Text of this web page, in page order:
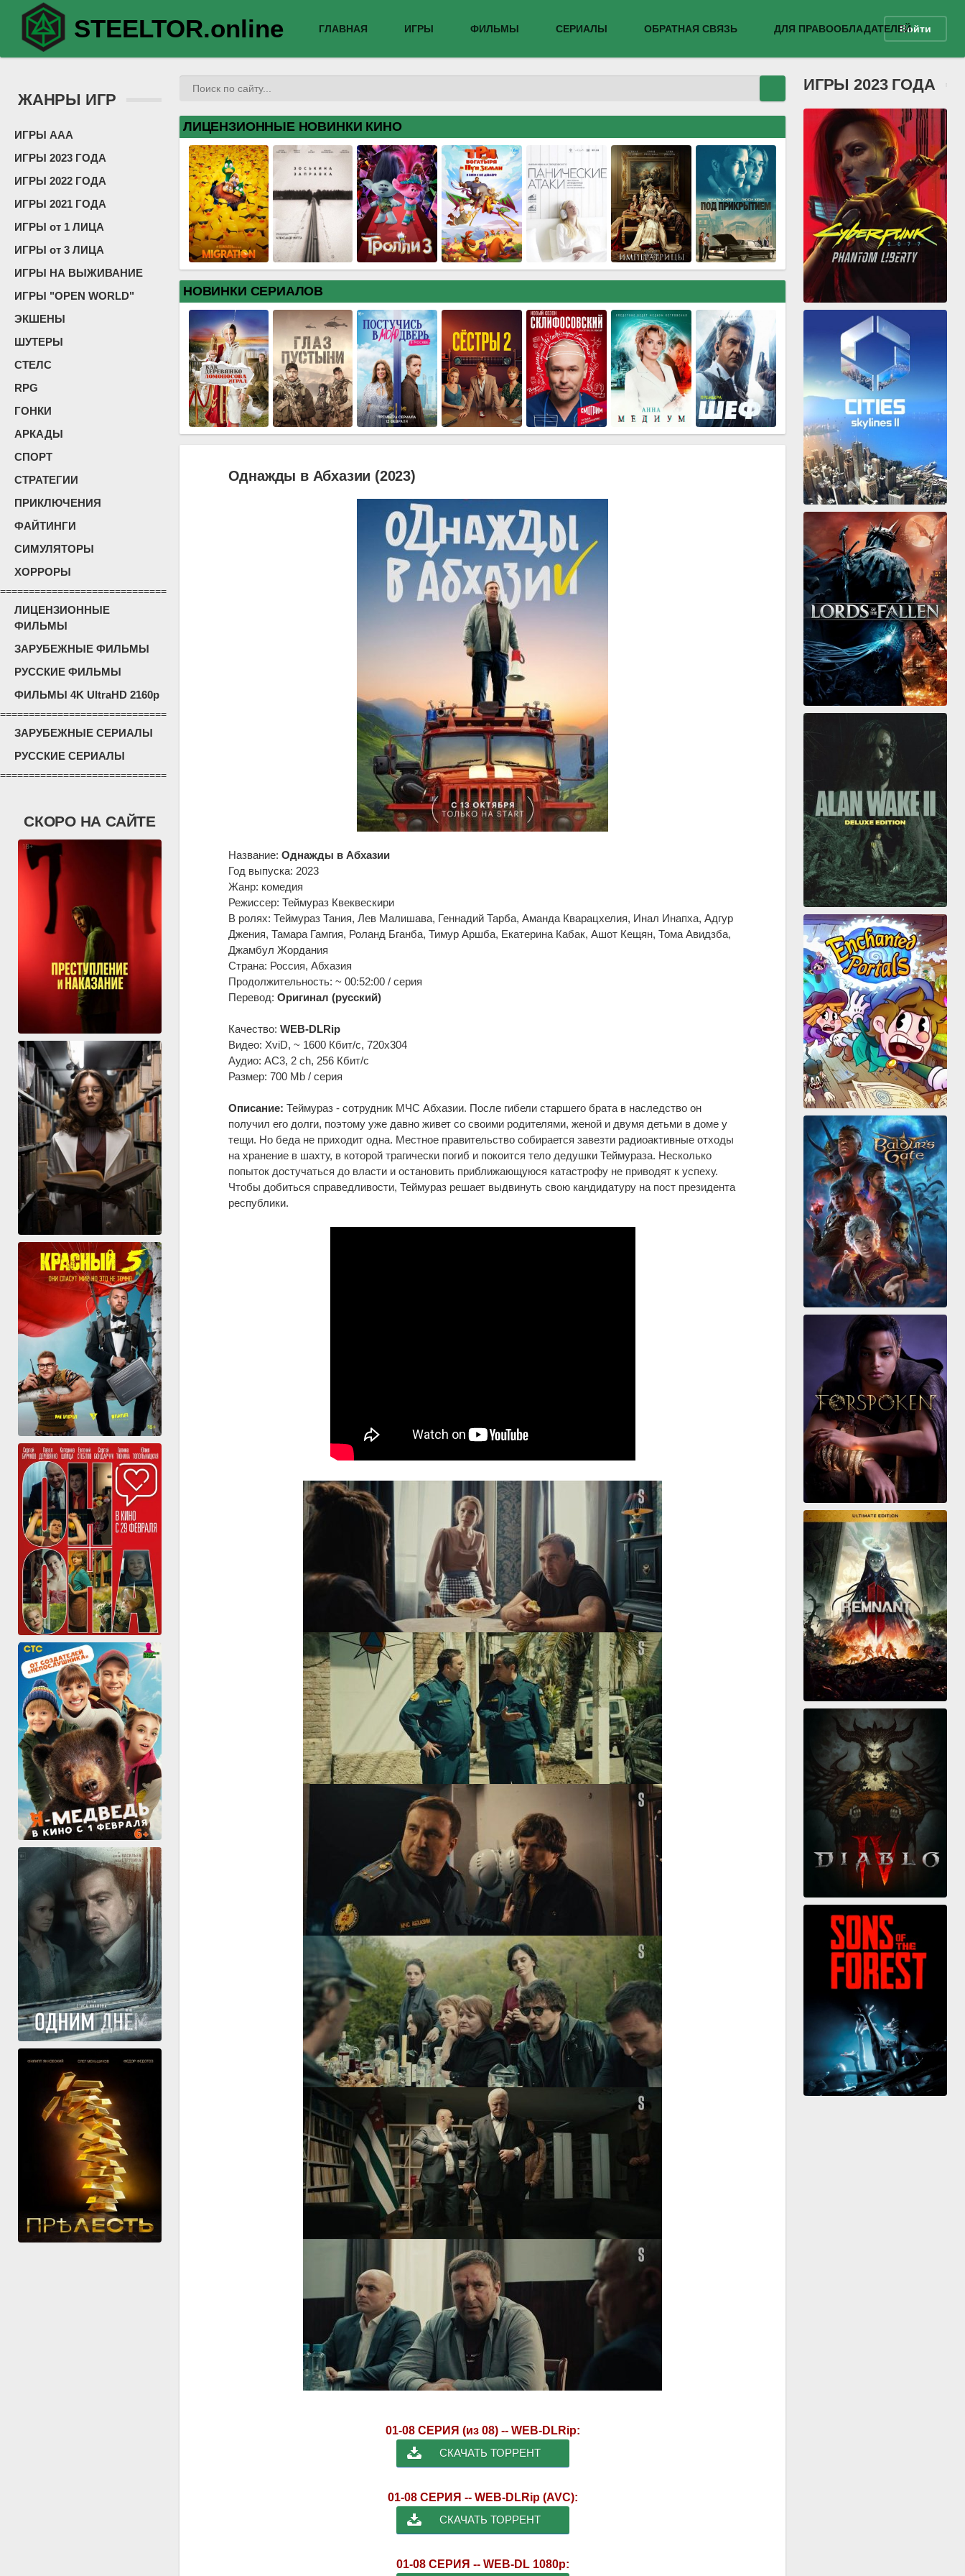
STEELTOR.online ГЛАВНАЯ ИГРЫ ФИЛЬМЫ СЕРИАЛЫ ОБРАТНАЯ СВЯЗЬ ДЛЯ ПРАВООБЛАДАТЕЛЕЙВойти
ЖАНРЫ ИГР
ИГРЫ ААА
ИГРЫ 2023 ГОДА
ИГРЫ 2022 ГОДА
ИГРЫ 2021 ГОДА
ИГРЫ от 1 ЛИЦА
ИГРЫ от 3 ЛИЦА
ИГРЫ НА ВЫЖИВАНИЕ
ИГРЫ "OPEN WORLD"
ЭКШЕНЫ
ШУТЕРЫ
СТЕЛС
RPG
ГОНКИ
АРКАДЫ
СПОРТ
СТРАТЕГИИ
ПРИКЛЮЧЕНИЯ
ФАЙТИНГИ
СИМУЛЯТОРЫ
ХОРРОРЫ
=============================
ЛИЦЕНЗИОННЫЕ
ФИЛЬМЫ
ЗАРУБЕЖНЫЕ ФИЛЬМЫ
РУССКИЕ ФИЛЬМЫ
ФИЛЬМЫ 4K UltraHD 2160p
=============================
ЗАРУБЕЖНЫЕ СЕРИАЛЫ
РУССКИЕ СЕРИАЛЫ
=============================
СКОРО НА САЙТЕ
ЛИЦЕНЗИОННЫЕ НОВИНКИ КИНО
НОВИНКИ СЕРИАЛОВ
Однажды в Абхазии (2023)
Название: Однажды в Абхазии
Год выпуска: 2023
Жанр: комедия
Режиссер: Теймураз Квеквескири
В ролях: Теймураз Тания, Лев Малишава, Геннадий Тарба, Аманда Кварацхелия, Инал Инапха, Адгур
Джения, Тамара Гамгия, Роланд Бганба, Тимур Аршба, Екатерина Кабак, Ашот Кещян, Тома Авидзба,
Джамбул Жордания
Страна: Россия, Абхазия
Продолжительность: ~ 00:52:00 / серия
Перевод: Оригинал (русский)
Качество: WEB-DLRip
Видео: XviD, ~ 1600 Кбит/с, 720x304
Аудио: AC3, 2 ch, 256 Кбит/с
Размер: 700 Mb / серия
Описание: Теймураз - сотрудник МЧС Абхазии. После гибели старшего брата в наследство он
получил его долги, поэтому уже давно живет со своими родителями, женой и двумя детьми в доме у
тещи. Но беда не приходит одна. Местное правительство собирается завезти радиоактивные отходы
на хранение в шахту, в которой трагически погиб и покоится тело дедушки Теймураза. Несколько
попыток достучаться до власти и остановить приближающуюся катастрофу не приводят к успеху.
Чтобы добиться справедливости, Теймураз решает выдвинуть свою кандидатуру на пост президента
республики.
01-08 СЕРИЯ (из 08) -- WEB-DLRip:
СКАЧАТЬ ТОРРЕНТ
01-08 СЕРИЯ -- WEB-DLRip (AVC):
СКАЧАТЬ ТОРРЕНТ
01-08 СЕРИЯ -- WEB-DL 1080p:
ИГРЫ 2023 ГОДА